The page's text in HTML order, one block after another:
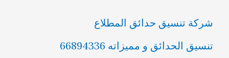
ع
ن
شركة تنسيق حدائق المطلاع
تنسيق الحدائق و مميزاته 66894336